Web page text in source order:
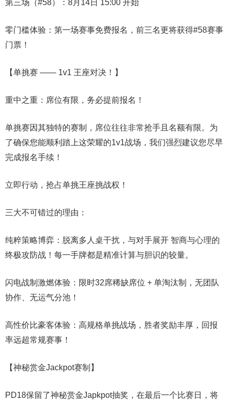
第三场（#58）：8月14日 15:00 开始
零门槛体验：第一场赛事免费报名，前三名更将获得#58赛事
门票！
【单挑赛 —— 1v1 王座对决！】
重中之重：席位有限，务必提前报名！
单挑赛因其独特的赛制，席位往往非常抢手且名额有限。为
了确保您能顺利踏上这荣耀的1v1战场，我们强烈建议您尽早
完成报名手续！
立即行动，抢占单挑王座挑战权！
三大不可错过的理由：
纯粹策略博弈：脱离多人桌干扰，与对手展开 智商与心理的
终极攻防战！每一手牌都是精准计算与胆识的较量。
闪电战制激燃体验：限时32席稀缺席位 + 单淘汰制，无团队
协作、无运气分池！
高性价比豪客体验：高规格单挑战场，胜者奖励丰厚，回报
率远超常规赛事！
【神秘赏金Jackpot赛制】
PD18保留了神秘赏金Japkpot抽奖，在最后一个比赛日，将